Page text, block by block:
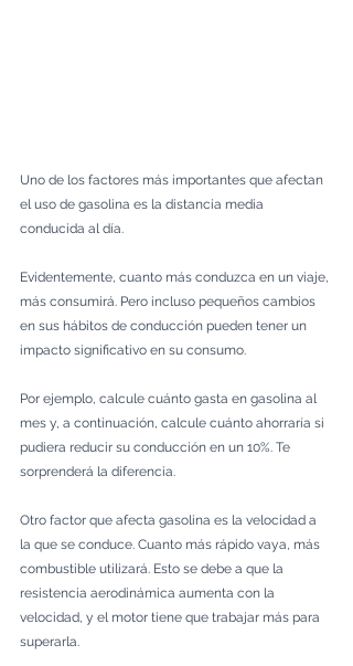
Uno de los factores más importantes que afectan
el uso de gasolina es la distancia media
conducida al día.
Evidentemente, cuanto más conduzca en un viaje,
más consumirá. Pero incluso pequeños cambios
en sus hábitos de conducción pueden tener un
impacto significativo en su consumo.
Por ejemplo, calcule cuánto gasta en gasolina al
mes y, a continuación, calcule cuánto ahorraría si
pudiera reducir su conducción en un 10%. Te
sorprenderá la diferencia.
Otro factor que afecta gasolina es la velocidad a
la que se conduce. Cuanto más rápido vaya, más
combustible utilizará. Esto se debe a que la
resistencia aerodinámica aumenta con la
velocidad, y el motor tiene que trabajar más para
superarla.